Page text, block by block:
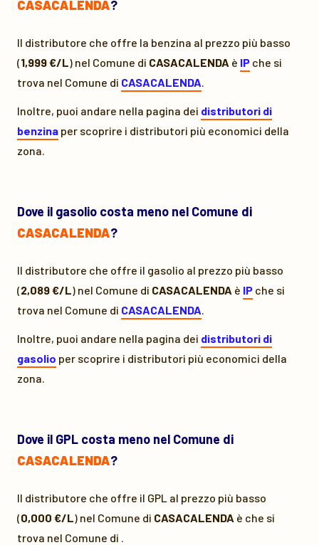
CASACALENDA?
Il distributore che offre la benzina al prezzo più basso
(1,999 €/L) nel Comune di CASACALENDA è IP che si
trova nel Comune di CASACALENDA.
Inoltre, puoi andare nella pagina dei distributori di
benzina per scoprire i distributori più economici della
zona.
Dove il gasolio costa meno nel Comune di
CASACALENDA?
Il distributore che offre il gasolio al prezzo più basso
(2,089 €/L) nel Comune di CASACALENDA è IP che si
trova nel Comune di CASACALENDA.
Inoltre, puoi andare nella pagina dei distributori di
gasolio per scoprire i distributori più economici della
zona.
Dove il GPL costa meno nel Comune di
CASACALENDA?
Il distributore che offre il GPL al prezzo più basso
(0,000 €/L) nel Comune di CASACALENDA è che si
trova nel Comune di .